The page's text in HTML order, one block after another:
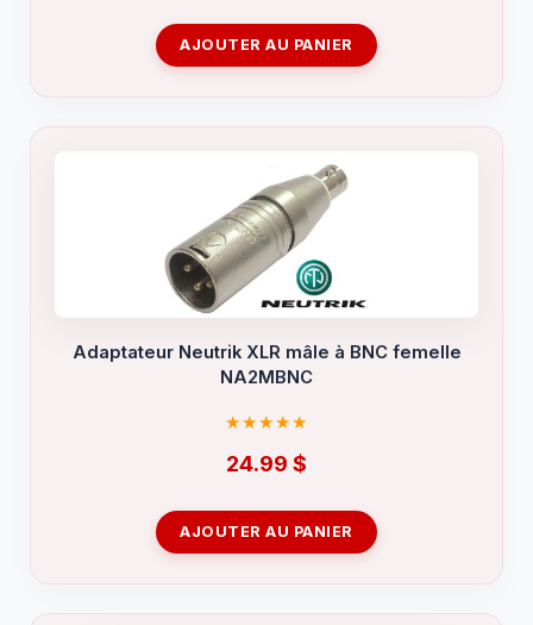
AJOUTER AU PANIER
Adaptateur Neutrik XLR mâle à BNC femelle
NA2MBNC
24.99 $
AJOUTER AU PANIER